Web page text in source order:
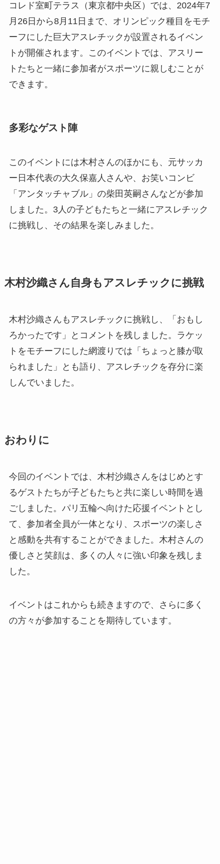
コレド室町テラス（東京都中央区）では、2024年7
月26日から8月11日まで、オリンピック種目をモチ
ーフにした巨大アスレチックが設置されるイベン
トが開催されます。このイベントでは、アスリー
トたちと一緒に参加者がスポーツに親しむことが
できます。
多彩なゲスト陣
このイベントには木村さんのほかにも、元サッカ
ー日本代表の大久保嘉人さんや、お笑いコンビ
「アンタッチャブル」の柴田英嗣さんなどが参加
しました。3人の子どもたちと一緒にアスレチック
に挑戦し、その結果を楽しみました。
木村沙織さん自身もアスレチックに挑戦
木村沙織さんもアスレチックに挑戦し、「おもし
ろかったです」とコメントを残しました。ラケッ
トをモチーフにした網渡りでは「ちょっと膝が取
られました」とも語り、アスレチックを存分に楽
しんでいました。
おわりに
今回のイベントでは、木村沙織さんをはじめとす
るゲストたちが子どもたちと共に楽しい時間を過
ごしました。パリ五輪へ向けた応援イベントとし
て、参加者全員が一体となり、スポーツの楽しさ
と感動を共有することができました。木村さんの
優しさと笑顔は、多くの人々に強い印象を残しま
した。
イベントはこれからも続きますので、さらに多く
の方々が参加することを期待しています。